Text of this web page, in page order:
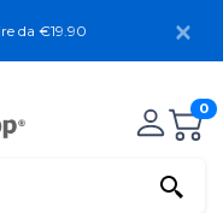
da €19.90
0